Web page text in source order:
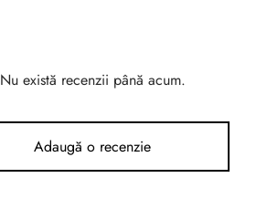
Nu există recenzii până acum.
Adaugă o recenzie